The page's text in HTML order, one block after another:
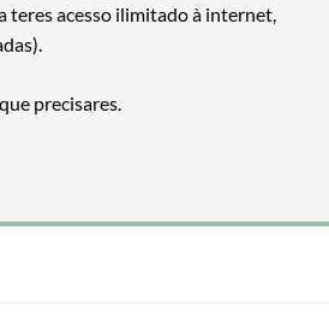
teres acesso ilimitado à internet,
precisares.